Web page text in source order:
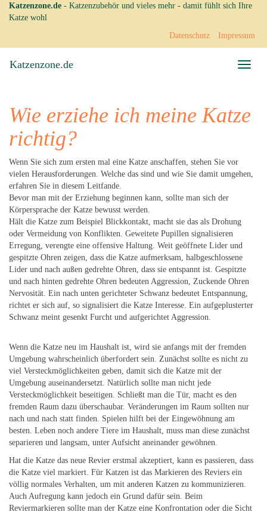
SkipKatzenzone.de - Katzenzubehör und vieles mehr - damit fühlt sich Ihre
Katze wohl
Datenschutz
Impressum
Toggle
Katzenzone.de
Wie erziehe ich meine Katze
richtig?
Wenn Sie sich zum ersten mal eine Katze anschaffen, stehen Sie vor
vielen Herausforderungen. Welche das sind und wie Sie damit umgehen,
erfahren Sie in diesem Leitfande.
Bevor man mit der Erziehung beginnen kann, sollte man sich der
Körpersprache der Katze bewusst werden.
Hält die Katze zum Beispiel Blickkontakt, macht sie das als Drohung
oder Vermeidung von Konflikten. Geweitete Pupillen signalisieren
Erregung, verengte eine offensive Haltung. Weit geöffnete Lider und
gespitzte Ohren zeigen, dass die Katze aufmerksam, halbgeschlossene
Lider und nach außen gedrehte Ohren, dass sie entspannt ist. Gespitzte
und nach hinten gedrehte Ohren bedeuten Aggression, Zuckende Ohren
Nervosität. Ein nach unten gerichteter Schwanz bedeutet Entspannung,
richtet er sich auf, so signalisiert die Katze Interesse. Ein aufgeplusterter
Schwanz meint gesenkt Furcht und aufgerichtet Aggression.
Wenn die Katze neu im Haushalt ist, wird sie anfangs mit der fremden
Umgebung wahrscheinlich überfordert sein. Zunächst sollte es nicht zu
viel Versteckmöglichkeiten geben, damit sich die Katze mit der
Umgebung auseinandersetzt. Natürlich sollte man nicht jede
Versteckmöglichkeit beseitigen. Schließt man die Tür, macht es den
fremden Raum dazu überschaubar. Veränderungen im Raum sollten nur
nach und nach statt finden. Spielen hilft bei der Eingewöhnung am
besten. Leben noch andere Tiere im Haushalt, muss man diese zunächst
separieren und langsam, unter Aufsicht aneinander gewöhnen.
Hat die Katze das neue Revier erstmal akzeptiert, kann es passieren, dass
die Katze viel markiert. Für Katzen ist das Markieren des Reviers ein
völlig normales Verhalten, um mit anderen Katzen zu kommunizieren.
Auch Aufregung kann jedoch ein Grund dafür sein. Beim
Reviermarkieren sollte man der Katze eine Konfrontation oder die Sicht